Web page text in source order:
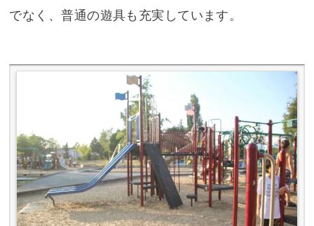
でなく、普通の遊具も充実しています。